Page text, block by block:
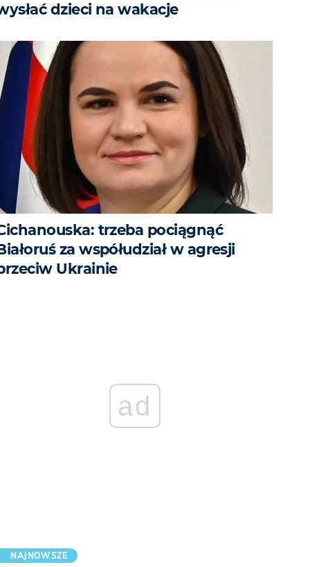
dzieci na wakacje
trzeba pociągnąć
za współudział w agresji
Ukrainie
ad
NAJNOWSZE